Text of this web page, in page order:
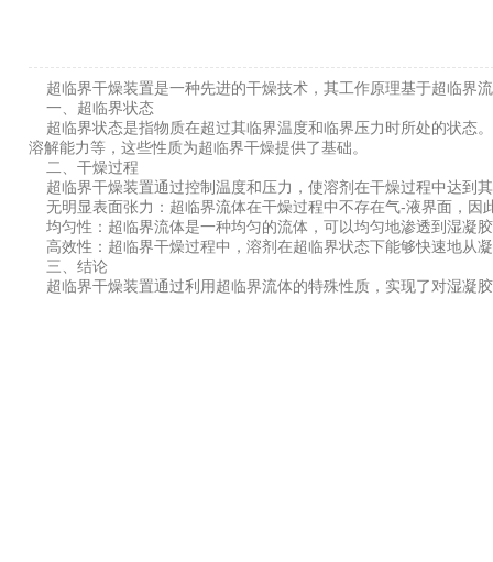
超临界干燥装置是一种先进的干燥技术，其工作原理基于超临界
一、超临界状态
超临界状态是指物质在超过其临界温度和临界压力时所处的状态
溶解能力等，这些性质为超临界干燥提供了基础。
二、干燥过程
超临界干燥装置通过控制温度和压力，使溶剂在干燥过程中达到
无明显表面张力：超临界流体在干燥过程中不存在气-液界面，因
均匀性：超临界流体是一种均匀的流体，可以均匀地渗透到湿凝
高效性：超临界干燥过程中，溶剂在超临界状态下能够快速地从
三、结论
超临界干燥装置通过利用超临界流体的特殊性质，实现了对湿凝